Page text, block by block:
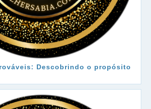
Descobrindo o propósito